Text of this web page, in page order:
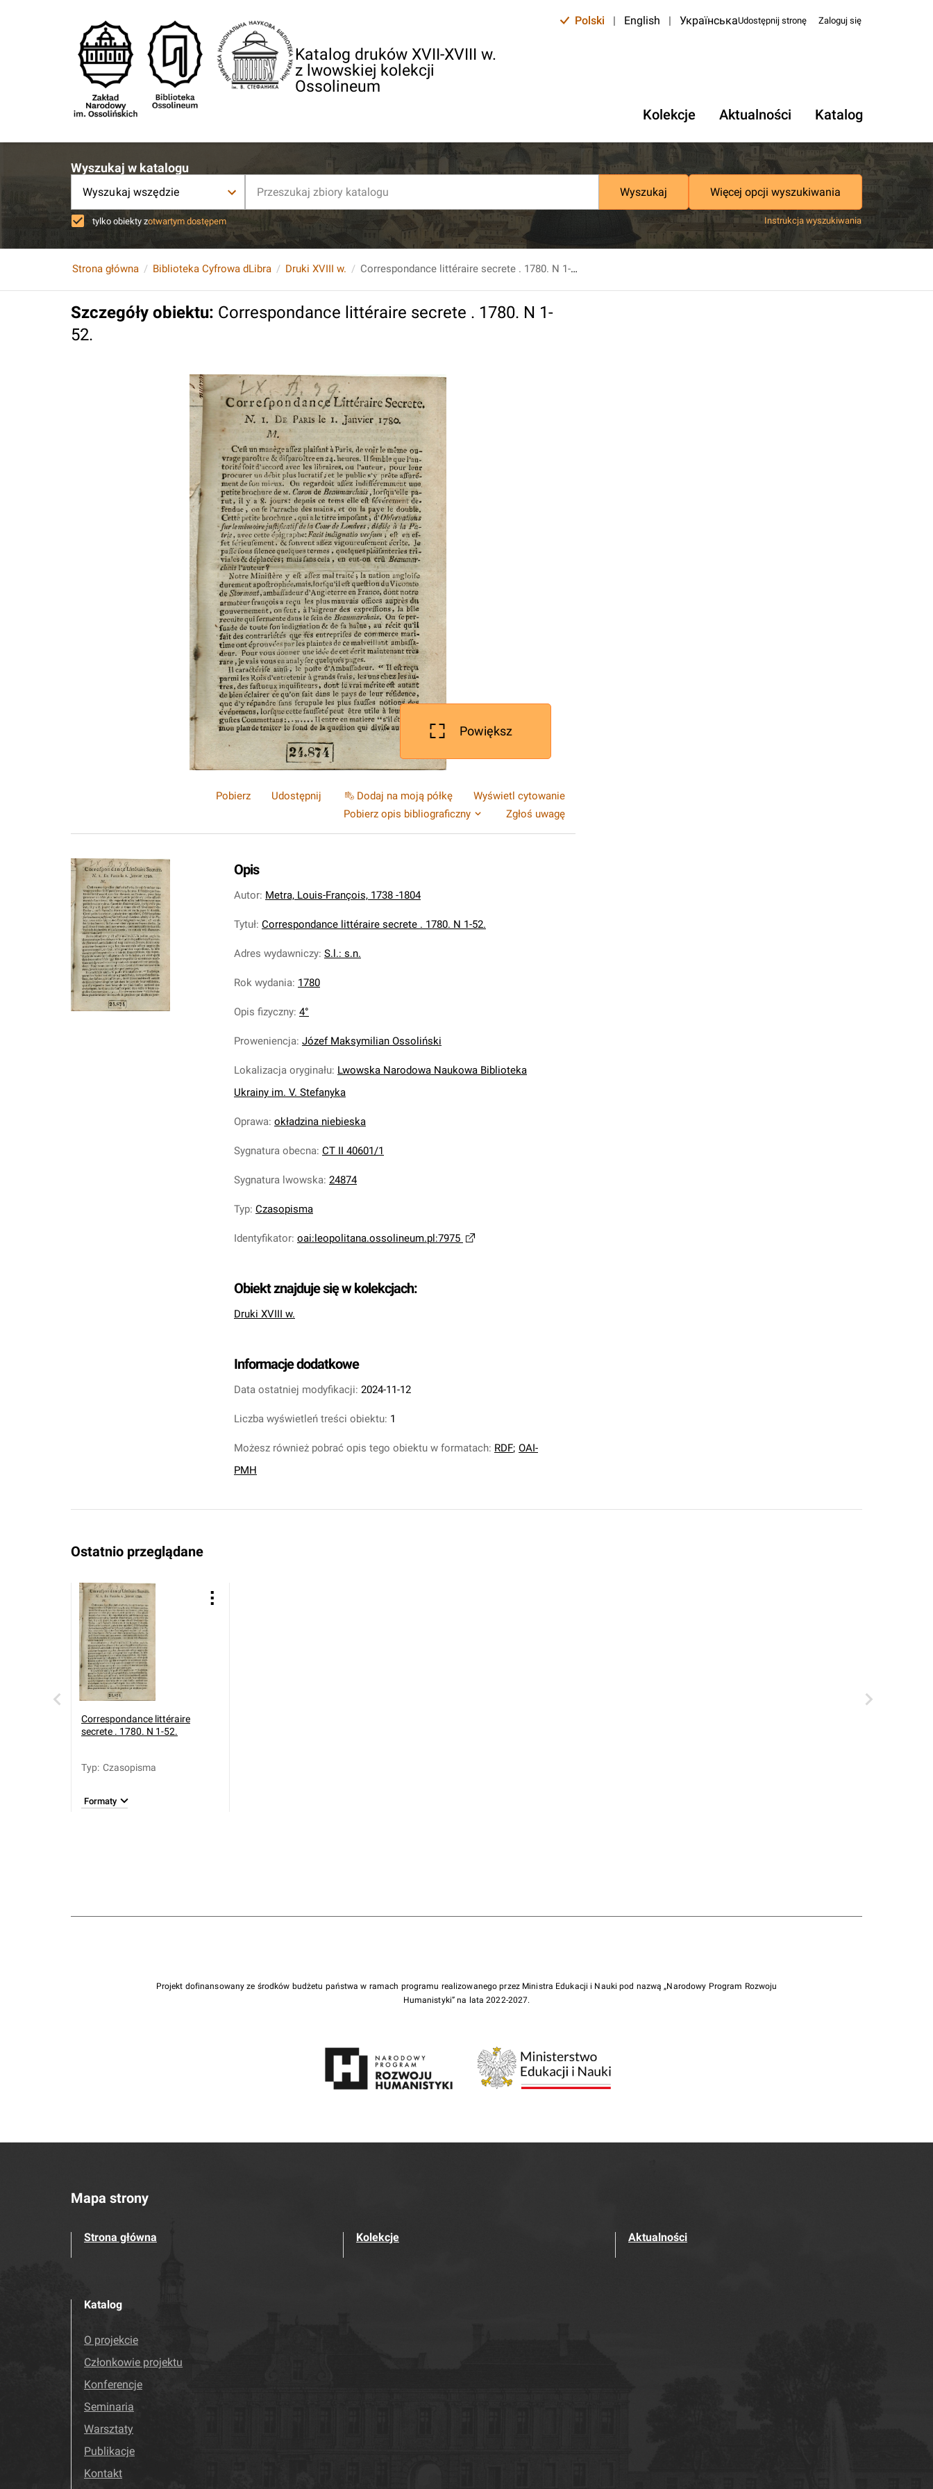
Katalog druków XVII-XVIII w.
z lwowskiej kolekcji
Ossolineum
Polski | English | УкраїнськаUdostępnij stronę Zaloguj się
Kolekcje Aktualności Katalog
Wyszukaj w katalogu
Wyszukaj wszędzie Wyszukaj Więcej opcji wyszukiwania
tylko obiekty zotwartym dostępem Instrukcja wyszukiwania
Strona główna Biblioteka Cyfrowa dLibra Druki XVIII w. Correspondance littéraire secrete . 1780. N 1-52.
Szczegóły obiektu: Correspondance littéraire secrete . 1780. N 1-
52.
Powiększ
Pobierz Udostępnij Dodaj na moją półkę
Wyświetl cytowanie
Pobierz opis bibliograficzny
Zgłoś uwagę
Opis
Autor: Metra, Louis-François, 1738 -1804
Tytuł: Correspondance littéraire secrete . 1780. N 1-52.
Adres wydawniczy: S.l.: s.n.
Rok wydania: 1780
Opis fizyczny: 4°
Proweniencja: Józef Maksymilian Ossoliński
Lokalizacja oryginału: Lwowska Narodowa Naukowa Biblioteka
Ukrainy im. V. Stefanyka
Oprawa: okładzina niebieska
Sygnatura obecna: CT II 40601/1
Sygnatura lwowska: 24874
Typ: Czasopisma
Identyfikator: oai:leopolitana.ossolineum.pl:7975
Obiekt znajduje się w kolekcjach:
Druki XVIII w.
Informacje dodatkowe
Data ostatniej modyfikacji: 2024-11-12
Liczba wyświetleń treści obiektu: 1
Możesz również pobrać opis tego obiektu w formatach: RDF; OAI-
PMH
Ostatnio przeglądane
Correspondance littéraire
secrete . 1780. N 1-52.
Typ: Czasopisma
Formaty
Projekt dofinansowany ze środków budżetu państwa w ramach programu realizowanego przez Ministra Edukacji i Nauki pod nazwą „Narodowy Program Rozwoju
Humanistyki” na lata 2022-2027.
Mapa strony
Strona główna Kolekcje Aktualności
Katalog
O projekcie
Członkowie projektu
Konferencje
Seminaria
Warsztaty
Publikacje
Kontakt